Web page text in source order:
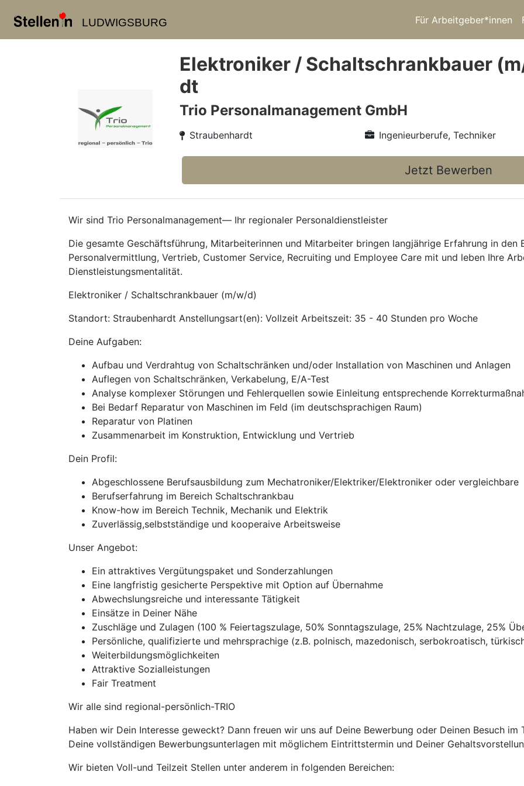
LUDWIGSBURG Für Arbeitgeber*innen
Elektroniker / Schaltschrankbauer
dt
Trio Personalmanagement GmbH
Straubenhardt Ingenieurberufe, Techniker
Jetzt Bewerben
Wir sind Trio Personalmanagement— Ihr regionaler Personaldienstleister
Die gesamte Geschäftsführung, Mitarbeiterinnen und Mitarbeiter bringen langjährige Erfahrung in den
Personalvermittlung, Vertrieb, Customer Service, Recruiting und Employee Care mit und leben Ihre
Dienstleistungsmentalität.
Elektroniker / Schaltschrankbauer (m/w/d)
Standort: Straubenhardt Anstellungsart(en): Vollzeit Arbeitszeit: 35 - 40 Stunden pro Woche
Deine Aufgaben:
Aufbau und Verdrahtug von Schaltschränken und/oder Installation von Maschinen und Anlagen
Auflegen von Schaltschränken, Verkabelung, E/A-Test
Analyse komplexer Störungen und Fehlerquellen sowie Einleitung entsprechende
Bei Bedarf Reparatur von Maschinen im Feld (im deutschsprachigen Raum)
Reparatur von Platinen
Zusammenarbeit im Konstruktion, Entwicklung und Vertrieb
Dein Profil:
Abgeschlossene Berufsausbildung zum Mechatroniker/Elektriker/Elektroniker oder vergleichbare
Berufserfahrung im Bereich Schaltschrankbau
Know-how im Bereich Technik, Mechanik und Elektrik
Zuverlässig,selbstständige und kooperaive Arbeitsweise
Unser Angebot:
Ein attraktives Vergütungspaket und Sonderzahlungen
Eine langfristig gesicherte Perspektive mit Option auf Übernahme
Abwechslungsreiche und interessante Tätigkeit
Einsätze in Deiner Nähe
Zuschläge und Zulagen (100 % Feiertagszulage, 50% Sonntagszulage, 25% Nachtzulage, 25%
Persönliche, qualifizierte und mehrsprachige (z.B. polnisch, mazedonisch, serbokroatisch,
Weiterbildungsmöglichkeiten
Attraktive Sozialleistungen
Fair Treatment
Wir alle sind regional-persönlich-TRIO
Haben wir Dein Interesse geweckt? Dann freuen wir uns auf Deine Bewerbung oder Deinen Besuch
Deine vollständigen Bewerbungsunterlagen mit möglichem Eintrittstermin und Deiner
Wir bieten Voll-und Teilzeit Stellen unter anderem in folgenden Bereichen: